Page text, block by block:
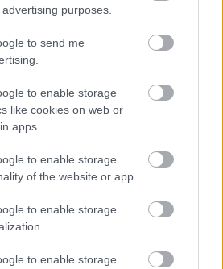
purposes.
to send me
to enable storage
like cookies on web or
apps.
to enable storage
of the website or app.
to enable storage
to enable storage